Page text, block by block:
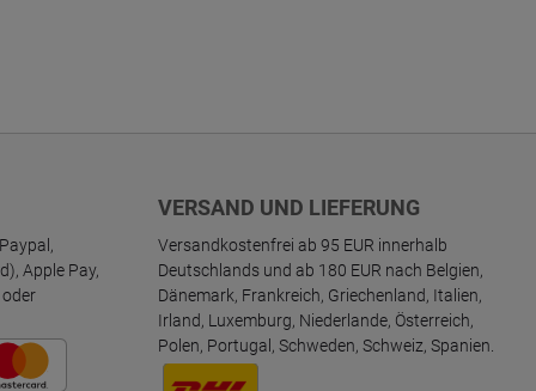
Apple Pay,
oder
VERSAND UND LIEFERUNG
Versandkostenfrei ab 95 EUR innerhalb
Deutschlands und ab 180 EUR nach Belgien,
Dänemark, Frankreich, Griechenland, Italien,
Irland, Luxemburg, Niederlande, Österreich,
Polen, Portugal, Schweden, Schweiz, Spanien.